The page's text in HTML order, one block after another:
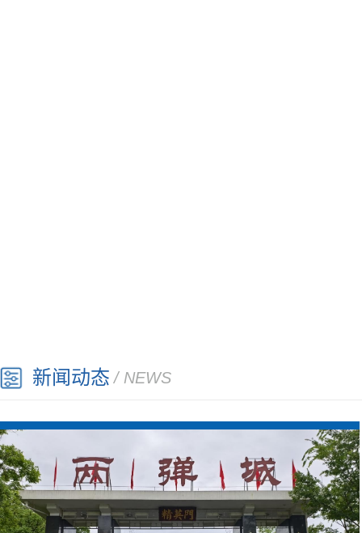
新闻动态 / NEWS